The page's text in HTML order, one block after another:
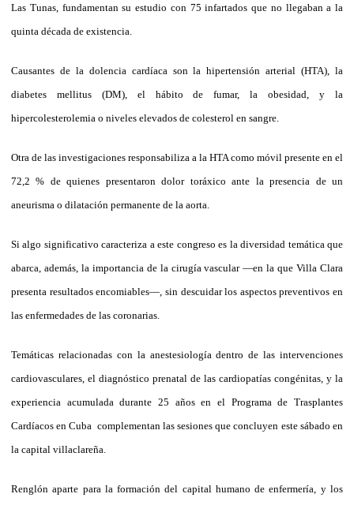
Las Tunas, fundamentan su estudio con 75 infartados que no llegaban a la
quinta década de existencia.
Causantes de la dolencia cardíaca son la hipertensión arterial (HTA), la
diabetes mellitus (DM), el hábito de fumar, la obesidad, y la
hipercolesterolemia o niveles elevados de colesterol en sangre.
Otra de las investigaciones responsabiliza a la HTA como móvil presente en el
72,2 % de quienes presentaron dolor toráxico ante la presencia de un
aneurisma o dilatación permanente de la aorta.
Si algo significativo caracteriza a este congreso es la diversidad temática que
abarca, además, la importancia de la cirugía vascular —en la que Villa Clara
presenta resultados encomiables—, sin descuidar los aspectos preventivos en
las enfermedades de las coronarias.
Temáticas relacionadas con la anestesiología dentro de las intervenciones
cardiovasculares, el diagnóstico prenatal de las cardiopatías congénitas, y la
experiencia acumulada durante 25 años en el Programa de Trasplantes
Cardíacos en Cuba complementan las sesiones que concluyen este sábado en
la capital villaclareña.
Renglón aparte para la formación del capital humano de enfermería, y los